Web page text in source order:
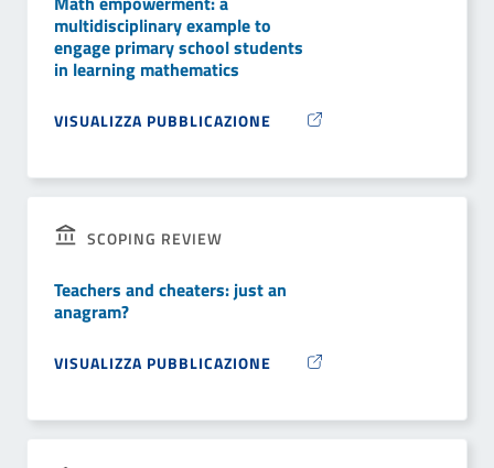
multidisciplinary example to
engage primary school students
in learning mathematics
VISUALIZZA PUBBLICAZIONE
SCOPING REVIEW
Teachers and cheaters: just an
anagram?
VISUALIZZA PUBBLICAZIONE